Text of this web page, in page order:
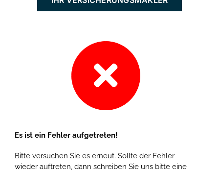
Es ist ein Fehler aufgetreten!
Bitte versuchen Sie es erneut. Sollte der Fehler
wieder auftreten, dann schreiben Sie uns bitte eine